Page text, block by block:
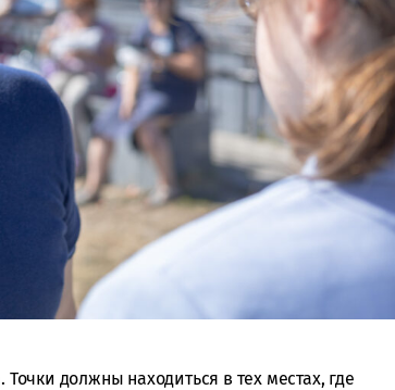
должны находиться в тех местах, где